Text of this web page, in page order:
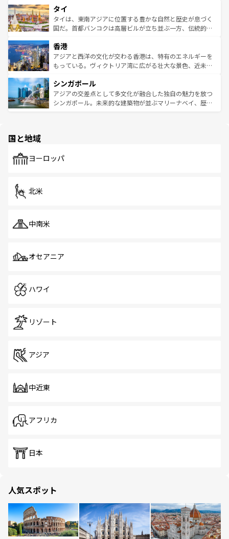
リティに包まれながら、韓国の多彩な魅力を心ゆくまで味
わってみてほしい。 なお、新着の韓国情報はコンテンツ一
覧を参照してほしい。
急速な発展と共に伝統が息づく。ハノイの古い町並みやホ
ーチミン市のフランス統治時代の建物も、独特の雰囲気を
醸し出している。また、バラエティの豊かさとおいしさで
とつ。フォーやバインミー、ベトナムコーヒーなどは、ぜ
ひ現地で味わいたい。どの地域を訪れてもあたたかい人々
が旅行者を迎えてくれるので、きっと忘れられない旅にな
参照してほしい。
タイ
タイは、東南アジアに位置する豊かな自然と歴史が息づく
国だ。首都バンコクは高層ビルが立ち並ぶ一方、伝統的な
の活気が交差している。北部ではチェンマイなどの山岳地
帯で自然と触れ合い、南部ではプーケットやクラビの美し
いビーチでリゾート気分を楽しむことができる。タイ料理
激する。気候は一年中温暖で、どの季節にも異なる楽しみ
が待っている。親しみやすいタイの人々、仏教を中心とし
た文化、そして多様な観光資源が、訪れる旅人を魅了し続
香港
アジアと西洋の文化が交わる香港は、特有のエネルギーを
もっている。ヴィクトリア湾に広がる壮大な景色、近未来
み、どこを訪れても感動するはず。観光スポットが密集し
ており、効率よく見どころを回れるのも魅力。息をのむよ
うな絶景から文化的な体験まで、香港を存分に楽しみ尽く
シンガポール
アジアの交差点として多文化が融合した独自の魅力を放つ
シンガポール。未来的な建築物が並ぶマリーナベイ、歴史
で、ホーカーズは地元の風情を楽しめる外せないスポット
国と地域
ヨーロッパ
北米
中南米
オセアニア
ハワイ
リゾート
アジア
中近東
アフリカ
日本
人気スポット